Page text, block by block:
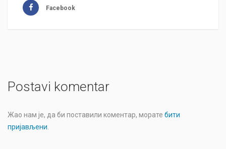
Facebook
Postavi komentar
Жао нам је, да би поставили коментар, морате бити
пријављени